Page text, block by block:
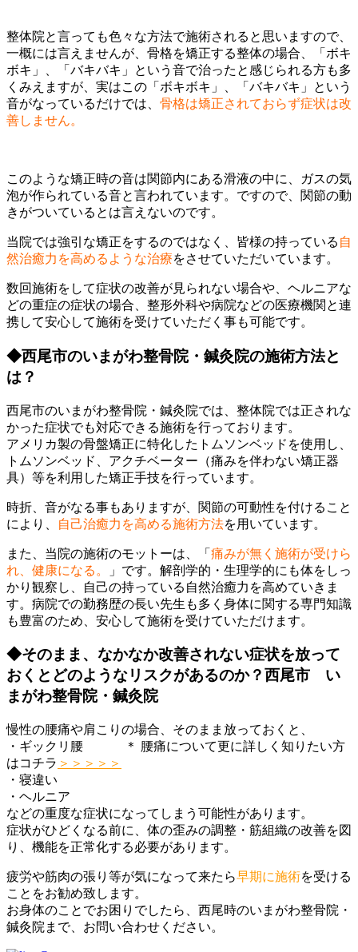
整体院と言っても色々な方法で施術されると思いますので、
一概には言えませんが、骨格を矯正する整体の場合、「ボキ
ボキ」、「バキバキ」という音で治ったと感じられる方も多
くみえますが、実はこの「ボキボキ」、「バキバキ」という
音がなっているだけでは、 骨格は矯正されておらず症状は改
善しません。
このような矯正時の音は関節内にある滑液の中に、ガスの気
泡が作られている音と言われています。ですので、関節の動
きがついているとは言えないのです。
当院では強引な矯正をするのではなく、皆様の持っている 自
然治癒力を高めるような治療をさせていただいています。
数回施術をして症状の改善が見られない場合や、ヘルニアな
どの重症の症状の場合、整形外科や病院などの医療機関と連
携して安心して施術を受けていただく事も可能です。
◆西尾市のいまがわ整骨院・鍼灸院の施術方法と
は？
西尾市のいまがわ整骨院・鍼灸院では、整体院では正されな
かった症状でも対応できる施術を行っております。
アメリカ製の骨盤矯正に特化したトムソンベッドを使用し、
トムソンベッド、アクチベーター（痛みを伴わない矯正器
具）等を利用した矯正手技を行っています。
時折、音がなる事もありますが、関節の可動性を付けること
により、
自己治癒力を高める施術方法を用いています。
また、当院の施術のモットーは、「 痛みが無く施術が受けら
れ、健康になる。
」です。解剖学的・生理学的にも体をしっ
かり観察し、自己の持っている自然治癒力を高めていきま
す。病院での勤務歴の長い先生も多く身体に関する専門知識
も豊富のため、安心して施術を受けていただけます。
◆そのまま、なかなか改善されない症状を放って
おくとどのようなリスクがあるのか？西尾市 い
まがわ整骨院・鍼灸院
慢性の腰痛や肩こりの場合、そのまま放っておくと、
・ギックリ腰 ＊ 腰痛について更に詳しく知りたい方
はコチラ ＞＞＞＞＞
・寝違い
・ヘルニア
などの重度な症状になってしまう可能性があります。
症状がひどくなる前に、体の歪みの調整・筋組織の改善を図
り、機能を正常化する必要があります。
疲労や筋肉の張り等が気になって来たら早期に施術を受ける
ことをお勧め致します。
お身体のことでお困りでしたら、西尾時のいまがわ整骨院・
鍼灸院まで、お問い合わせください。